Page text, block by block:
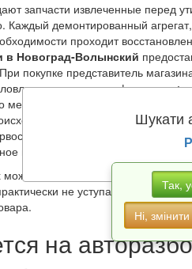
Шукати
Так,
Ні,
запчасти извлеченные перед
Каждый демонтированный
проходит
в Новоград-Волынский
покупке представитель
следующими факторами:
меняют автомобили, поэтому
на высококачественных
топливом;
и своевременное
выбрать запасные части
не уступают
на